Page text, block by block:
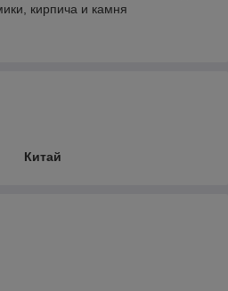
кирпича и камня
Китай